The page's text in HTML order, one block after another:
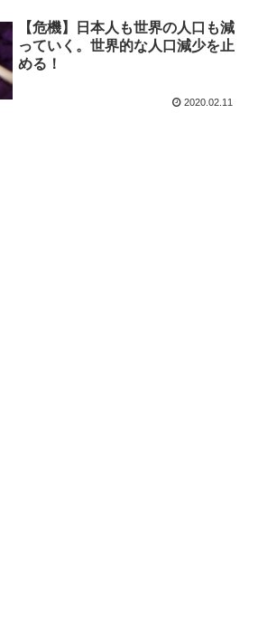
【危機】日本人も世界の人口も減
っていく。世界的な人口減少を止
める！
2020.02.11